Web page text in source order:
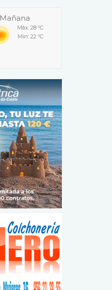
Mañana
Máx: 28 ºC
Min: 22 ºC